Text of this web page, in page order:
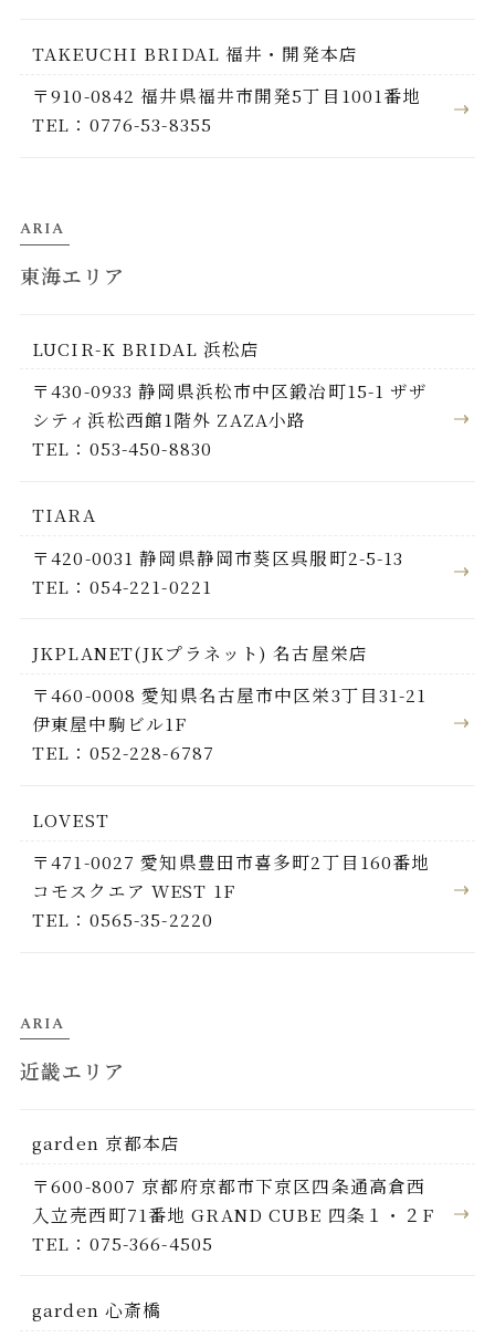
TAKEUCHI BRIDAL 福井・開発本店
〒910-0842 福井県福井市開発5丁目1001番地
TEL：0776-53-8355
ARIA
東海エリア
LUCIR-K BRIDAL 浜松店
〒430-0933 静岡県浜松市中区鍛冶町15-1 ザザ
シティ浜松西館1階外 ZAZA小路
TEL：053-450-8830
TIARA
〒420-0031 静岡県静岡市葵区呉服町2-5-13
TEL：054-221-0221
JKPLANET(JKプラネット) 名古屋栄店
〒460-0008 愛知県名古屋市中区栄3丁目31-21
伊東屋中駒ビル1F
TEL：052-228-6787
LOVEST
〒471-0027 愛知県豊田市喜多町2丁目160番地
コモスクエア WEST 1F
TEL：0565-35-2220
ARIA
近畿エリア
garden 京都本店
〒600-8007 京都府京都市下京区四条通高倉西
入立売西町71番地 GRAND CUBE 四条１・２F
TEL：075-366-4505
garden 心斎橋